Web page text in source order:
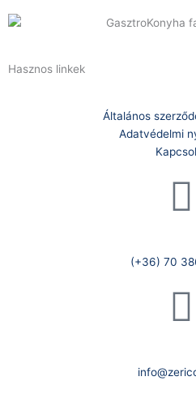
Hasznos linkek
Általános
Adatvédelmi
(+36) 70